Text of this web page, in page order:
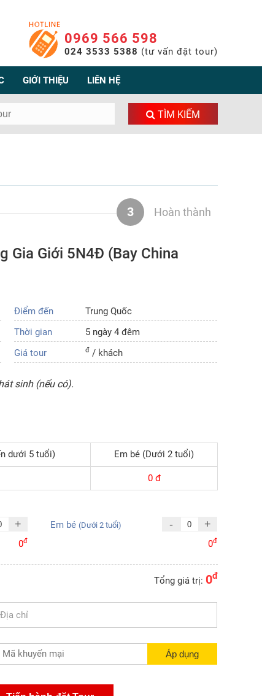
0969 566 598
024 3533 5388 (tư vấn đặt tour)
GIỚI THIỆU LIÊN HỆ
TÌM KIẾM
3 Hoàn thành
Gia Giới 5N4Đ (Bay China
Điểm đến
Trung Quốc
Thời gian
5 ngày 4 đêm
Giá tour đ / khách
sinh (nếu có).
dưới 5 tuổi) Em bé (Dưới 2 tuổi)
0đ
+
0đ
Em bé (Dưới 2 tuổi) - +
0đ
Tổng giá trị: 0đ